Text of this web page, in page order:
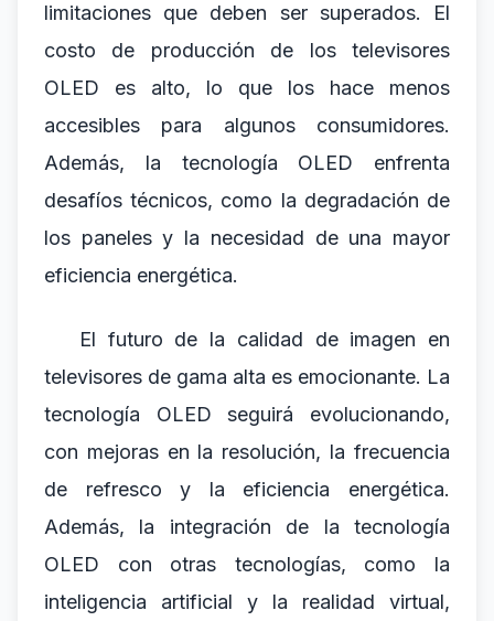
limitaciones que deben ser superados. El
costo de producción de los televisores
OLED es alto, lo que los hace menos
accesibles para algunos consumidores.
Además, la tecnología OLED enfrenta
desafíos técnicos, como la degradación de
los paneles y la necesidad de una mayor
eficiencia energética.
El futuro de la calidad de imagen en
televisores de gama alta es emocionante. La
tecnología OLED seguirá evolucionando,
con mejoras en la resolución, la frecuencia
de refresco y la eficiencia energética.
Además, la integración de la tecnología
OLED con otras tecnologías, como la
inteligencia artificial y la realidad virtual,